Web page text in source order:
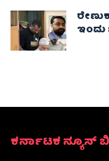
ಕರ್ನಾಟಕ ನ್ಯೂಸ್